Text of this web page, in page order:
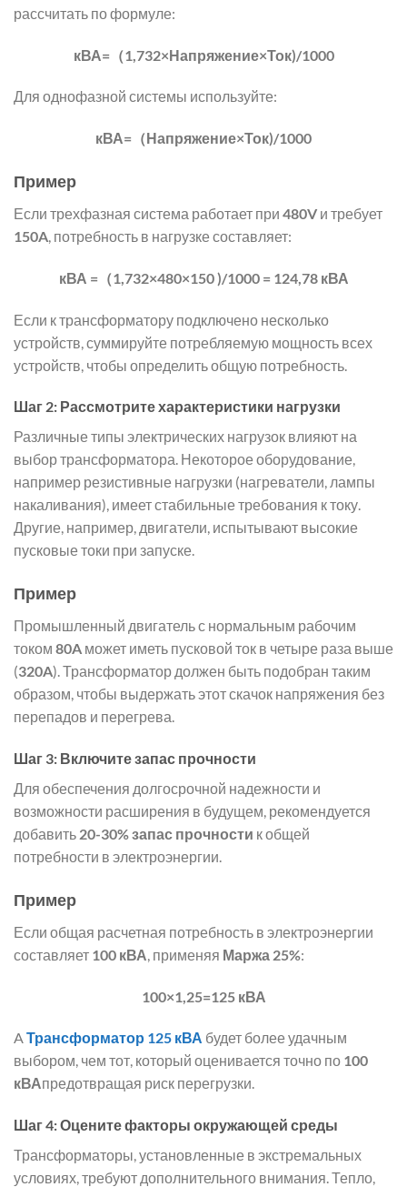
рассчитать по формуле:
кВА=（1,732×Напряжение×Ток)/1000
Для однофазной системы используйте:
кВА=（Напряжение×Ток)/1000
Пример
Если трехфазная система работает при 480V и требует
150A, потребность в нагрузке составляет:
кВА =（1,732×480×150 )/1000 = 124,78 кВА
Если к трансформатору подключено несколько
устройств, суммируйте потребляемую мощность всех
устройств, чтобы определить общую потребность.
Шаг 2: Рассмотрите характеристики нагрузки
Различные типы электрических нагрузок влияют на
выбор трансформатора. Некоторое оборудование,
например резистивные нагрузки (нагреватели, лампы
накаливания), имеет стабильные требования к току.
Другие, например, двигатели, испытывают высокие
пусковые токи при запуске.
Пример
Промышленный двигатель с нормальным рабочим
током 80A может иметь пусковой ток в четыре раза выше
(320A). Трансформатор должен быть подобран таким
образом, чтобы выдержать этот скачок напряжения без
перепадов и перегрева.
Шаг 3: Включите запас прочности
Для обеспечения долгосрочной надежности и
возможности расширения в будущем, рекомендуется
добавить 20-30% запас прочности к общей
потребности в электроэнергии.
Пример
Если общая расчетная потребность в электроэнергии
составляет 100 кВА , применяя Маржа 25%:
100×1,25=125 кВА
AТрансформатор 125 кВА будет более удачным
выбором, чем тот, который оценивается точно по 100
кВАпредотвращая риск перегрузки.
Шаг 4: Оцените факторы окружающей среды
Трансформаторы, установленные в экстремальных
условиях, требуют дополнительного внимания. Тепло,